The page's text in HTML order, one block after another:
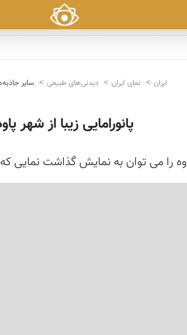
ایران نمای ایران دیدنی‌های طبیعی سایر
پانورامایی زیبا از شهر
را می توان به نمایش گذاشت نمایی